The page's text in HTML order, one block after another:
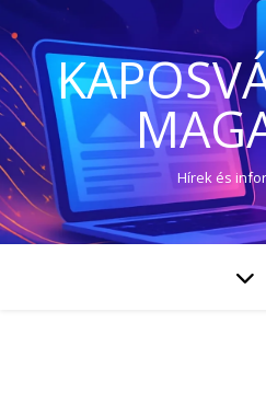
Hírek és